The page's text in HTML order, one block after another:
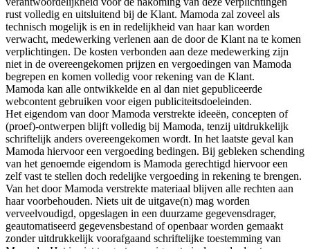
rust volledig en uitsluitend bij de Klant. Mamoda zal zoveel als
technisch mogelijk is en in redelijkheid van haar kan worden
verwacht, medewerking verlenen aan de door de Klant na te komen
verplichtingen. De kosten verbonden aan deze medewerking zijn
niet in de overeengekomen prijzen en vergoedingen van Mamoda
begrepen en komen volledig voor rekening van de Klant.
Mamoda kan alle ontwikkelde en al dan niet gepubliceerde
webcontent gebruiken voor eigen publiciteitsdoeleinden.
Het eigendom van door Mamoda verstrekte ideeën, concepten of
(proef)-ontwerpen blijft volledig bij Mamoda, tenzij uitdrukkelijk
schriftelijk anders overeengekomen wordt. In het laatste geval kan
Mamoda hiervoor een vergoeding bedingen. Bij gebleken schending
van het genoemde eigendom is Mamoda gerechtigd hiervoor een
zelf vast te stellen doch redelijke vergoeding in rekening te brengen.
Van het door Mamoda verstrekte materiaal blijven alle rechten aan
haar voorbehouden. Niets uit de uitgave(n) mag worden
verveelvoudigd, opgeslagen in een duurzame gegevensdrager,
geautomatiseerd gegevensbestand of openbaar worden gemaakt
zonder uitdrukkelijk voorafgaand schriftelijke toestemming van